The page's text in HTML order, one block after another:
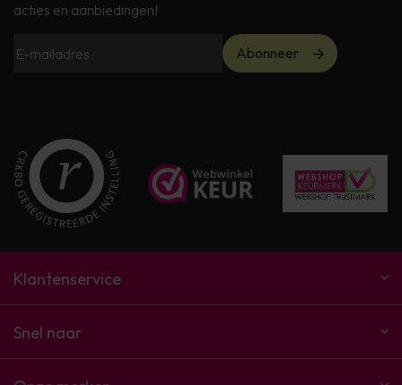
acties en aanbiedingen!
Abonneer
Klantenservice
Snel naar